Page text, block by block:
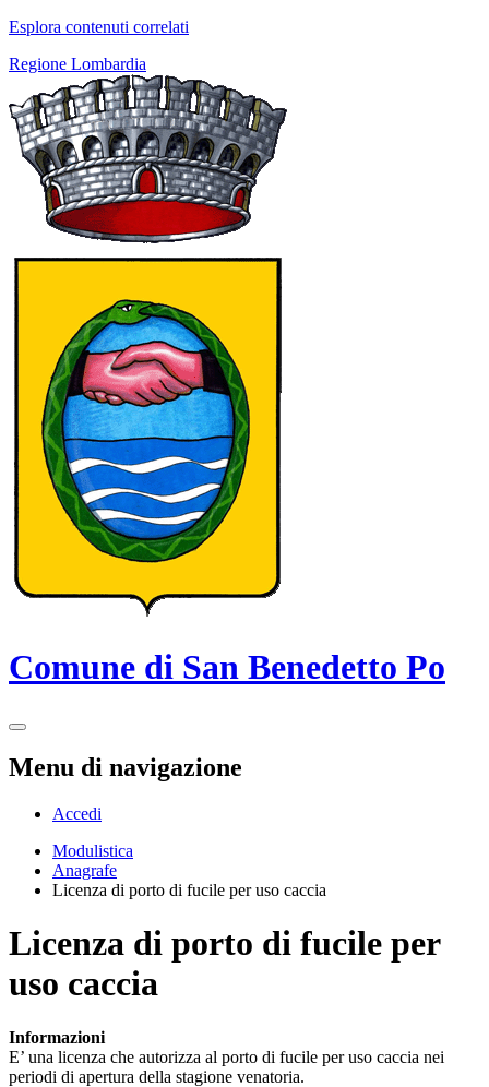
Esplora contenuti correlati
Regione Lombardia
Comune di San Benedetto Po
Menu di navigazione
Accedi
Modulistica
Anagrafe
Licenza di porto di fucile per uso caccia
Licenza di porto di fucile per
uso caccia
Informazioni
E’ una licenza che autorizza al porto di fucile per uso caccia nei
periodi di apertura della stagione venatoria.